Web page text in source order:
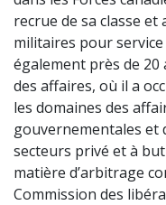
recrue de sa classe
militaires pour
également près de 20
des affaires, où il a
les domaines des
gouvernementales et
secteurs privé et à
matière d’arbitrage
Commission des